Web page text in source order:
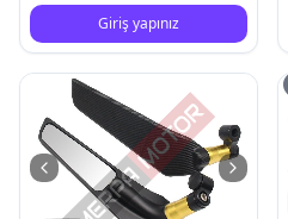
Giriş yapınız